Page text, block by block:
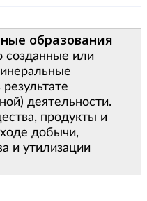
образования
созданные или
деятельности.
продукты и
добычи,
и утилизации